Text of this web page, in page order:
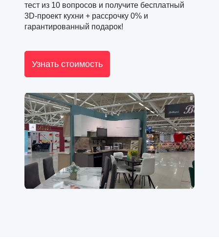
тест из 10 вопросов и получите бесплатный
3D-проект кухни + рассрочку 0% и
гарантированный подарок!
Узнать стоимость